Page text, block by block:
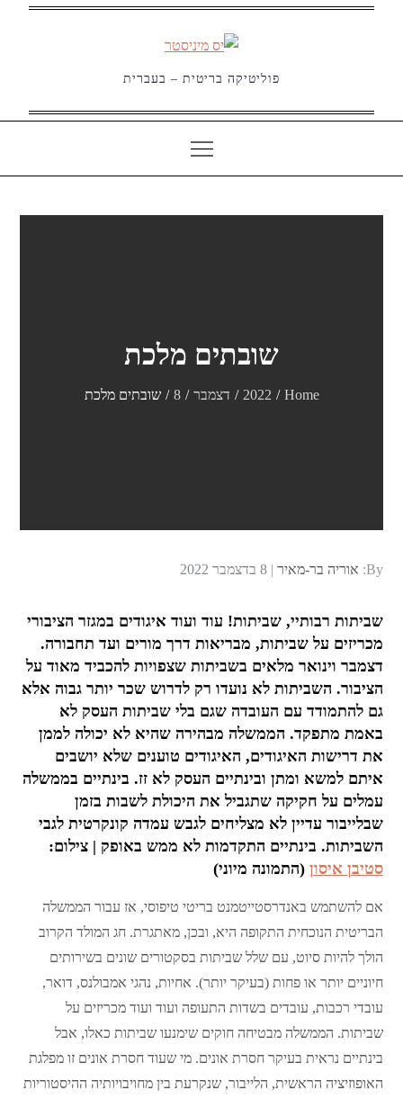
פוליטיקה בריטית – בעברית
שובתים מלכת
Home
2022 דצמבר 8 שובתים מלכת
By: אוריה בר-מאיר
Posted
8 בדצמבר 2022
שביתות רבותיי, שביתות! עוד ועוד איגודים במגזר הציבורי
מכריזים על שביתות, מבריאות דרך מורים ועד תחבורה.
דצמבר וינואר מלאים בשביתות שצפויות להכביד מאוד על
הציבור. השביתות לא נועדו רק לדרוש שכר יותר גבוה אלא
גם להתמודד עם העובדה שגם בלי שביתות העסק לא
באמת מתפקד. הממשלה מבהירה שהיא לא יכולה לממן
את דרישות האיגודים, האיגודים טוענים שלא יושבים
איתם למשא ומתן ובינתיים העסק לא זז. בינתיים בממשלה
עמלים על חקיקה שתגביל את היכולת לשבות בזמן
שבלייבור עדיין לא מצליחים לגבש עמדה קונקרטית לגבי
השביתות. בינתיים התקדמות לא ממש באופק | צילום:
סטיבן איסון (התמונה מיוני)
אם להשתמש באנדרסטייטמנט בריטי טיפוסי, אז עבור הממשלה
הבריטית הנוכחית התקופה היא, ובכן, מאתגרת. חג המולד הקרוב
הולך להיות סיוט, עם שלל שביתות בסקטורים שונים בשירותים
חיוניים יותר או פחות (בעיקר יותר). אחיות, נהגי אמבולנס, דואר,
עובדי רכבות, עובדים בשדות התעופה ועוד ועוד מכריזים על
שביתות. הממשלה מבטיחה חוקים שימנעו שביתות כאלו, אבל
בינתיים נראית בעיקר חסרת אונים. מי שעוד חסרת אונים זו מפלגת
האופוזיציה הראשית, הלייבור, שנקרעת בין מחויבויותיה ההיסטוריות